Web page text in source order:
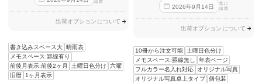
出荷
出荷オプションについて
書き込みスペース大 晴雨表
メモスペース:罫線有り
前後月表示:前後2ヶ月
土曜日色分け
六曜
旧暦 1ヶ月表示
2026年9 月14日
迄に
出荷
出荷オプションについて
10冊から注文可能 土曜日色分け
メモスペース:罫線無し
年表ページ
フルカラー名入れ対応
オリジナル写真
オリジナル写真卓上タイプ 個包装